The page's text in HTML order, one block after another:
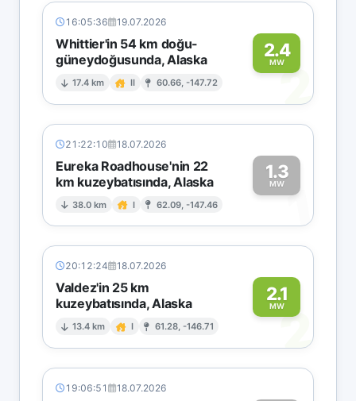
16:05:36 19.07.2026
Whittier'in 54 km doğu-
güneydoğusunda, Alaska
17.4 km II 60.66, -147.72
2.4
MW2
21:22:10 18.07.2026
Eureka Roadhouse'nin 22
km kuzeybatısında, Alaska
38.0 km I 62.09, -147.46
1.3
MW1
20:12:24 18.07.2026
Valdez'in 25 km
kuzeybatısında, Alaska
13.4 km I 61.28, -146.71
2.1
MW2
19:06:51 18.07.2026